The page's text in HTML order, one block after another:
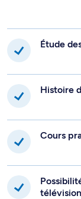
Étude
Histoire
Cours
télévision